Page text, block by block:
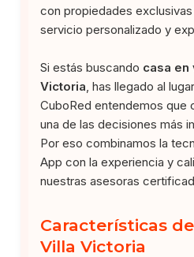
con propiedades
servicio personalizado y
Si estás buscando casa en
Victoria , has llegado al
CuboRed entendemos que
una de las decisiones más
Por eso combinamos la
App con la experiencia y
nuestras asesoras
Características
Villa Victoria